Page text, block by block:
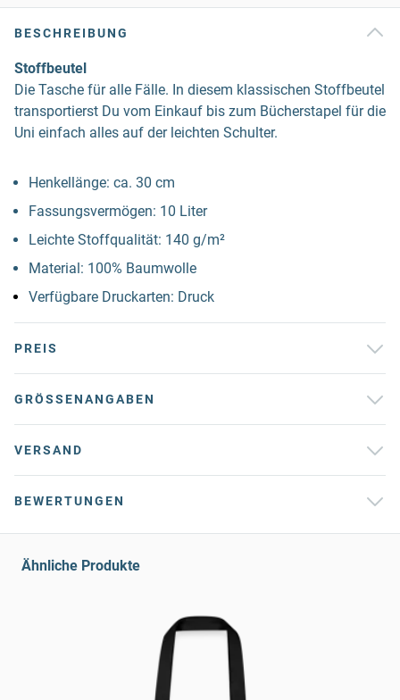
BESCHREIBUNG
Stoffbeutel
Die Tasche für alle Fälle. In diesem klassischen Stoffbeutel
transportierst Du vom Einkauf bis zum Bücherstapel für die
Uni einfach alles auf der leichten Schulter.
Henkellänge: ca. 30 cm
Fassungsvermögen: 10 Liter
Leichte Stoffqualität: 140 g/m²
Material: 100% Baumwolle
Verfügbare Druckarten: Druck
PREIS
GRÖSSENANGABEN
VERSAND
BEWERTUNGEN
Ähnliche Produkte